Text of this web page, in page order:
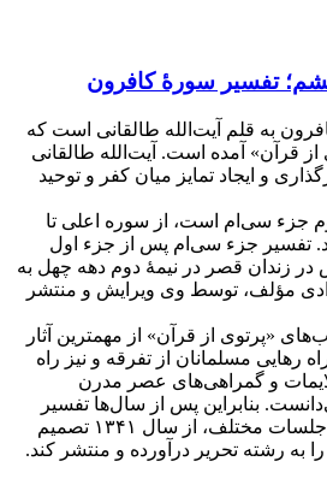
تفسیر سورۀ کافرون
به قلم آیت‌الله طالقانی است که
قرآن» آمده است. آیت‌الله طالقانی
و ایجاد تمایز میان کفر و توحید
جزء سی‌ام است، از سوره اعلی تا
تفسیر جزء سی‌ام پس از جزء اول
زندان قصر در نیمۀ دوم دهه چهل به
مؤلف، توسط وی ویرایش و منتشر
«پرتوی از قرآن» از مهمترین آثار
رهایی مسلمانان از تفرقه و نیز راه
و گمراهی‌های عصر مدرن
بنابراین پس از سال‌ها تفسیر
شفاهی قرآن بر منبر و در جلسات مختلف، از سال ۱۳۴۱ تصمیم
رشته تحریر درآورده و منتشر کند.